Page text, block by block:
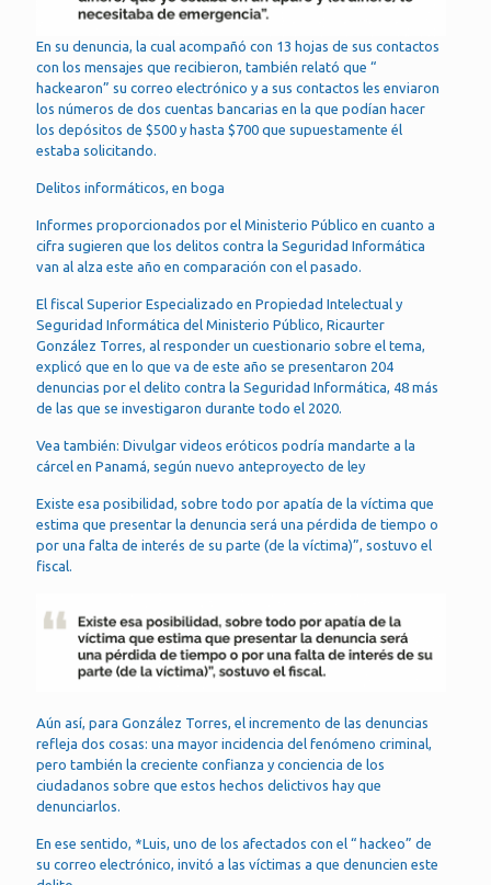
En su denuncia, la cual acompañó con 13 hojas de sus contactos
con los mensajes que recibieron, también relató que “
hackearon” su correo electrónico y a sus contactos les enviaron
los números de dos cuentas bancarias en la que podían hacer
los depósitos de $500 y hasta $700 que supuestamente él
estaba solicitando.
Delitos informáticos, en boga
Informes proporcionados por el Ministerio Público en cuanto a
cifra sugieren que los delitos contra la Seguridad Informática
van al alza este año en comparación con el pasado.
El fiscal Superior Especializado en Propiedad Intelectual y
Seguridad Informática del Ministerio Público, Ricaurter
González Torres, al responder un cuestionario sobre el tema,
explicó que en lo que va de este año se presentaron 204
denuncias por el delito contra la Seguridad Informática, 48 más
de las que se investigaron durante todo el 2020.
Vea también: Divulgar videos eróticos podría mandarte a la
cárcel en Panamá, según nuevo anteproyecto de ley
Existe esa posibilidad, sobre todo por apatía de la víctima que
estima que presentar la denuncia será una pérdida de tiempo o
por una falta de interés de su parte (de la víctima)”, sostuvo el
fiscal.
Aún así, para González Torres, el incremento de las denuncias
refleja dos cosas: una mayor incidencia del fenómeno criminal,
pero también la creciente confianza y conciencia de los
ciudadanos sobre que estos hechos delictivos hay que
denunciarlos.
En ese sentido, *Luis, uno de los afectados con el “ hackeo” de
su correo electrónico, invitó a las víctimas a que denuncien este